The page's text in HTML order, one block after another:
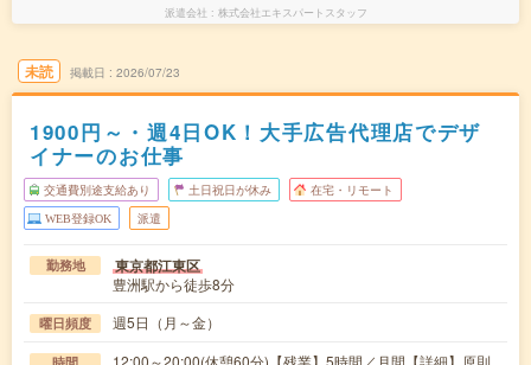
派遣会社 株式会社エキスパートスタッフ
未読 掲載日 2026/07/23
1900円～・週4日OK！大手広告代理店でデザ
イナーのお仕事
交通費別途支給あり 土日祝日が休み 在宅・リモート
WEB登録OK 派遣
勤務地 東京都江東区
豊洲駅から徒歩8分
曜日頻度 週5日（月～金）